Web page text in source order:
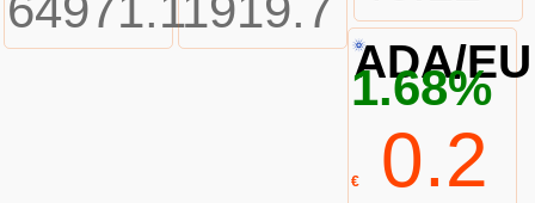
ADA/
1.68%
€ 0.2